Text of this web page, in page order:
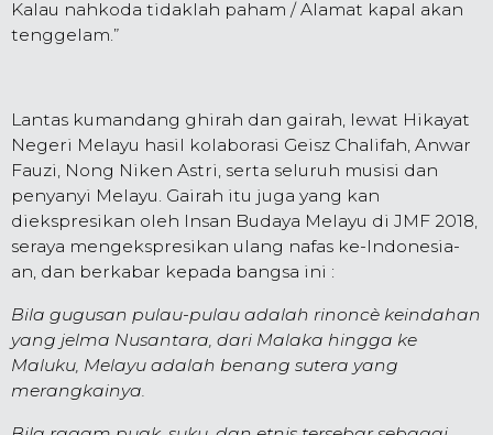
Kalau nahkoda tidaklah paham / Alamat kapal akan
tenggelam.”
Lantas kumandang ghirah dan gairah, lewat Hikayat
Negeri Melayu hasil kolaborasi Geisz Chalifah, Anwar
Fauzi, Nong Niken Astri, serta seluruh musisi dan
penyanyi Melayu. Gairah itu juga yang kan
diekspresikan oleh Insan Budaya Melayu di JMF 2018,
seraya mengekspresikan ulang nafas ke-Indonesia-
an, dan berkabar kepada bangsa ini :
Bila gugusan pulau-pulau adalah rinoncè keindahan
yang jelma Nusantara, dari Malaka hingga ke
Maluku, Melayu adalah benang sutera yang
merangkainya.